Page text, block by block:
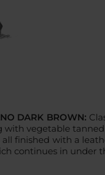
DARK BROWN:
with vegetable
finished with a
continues in under